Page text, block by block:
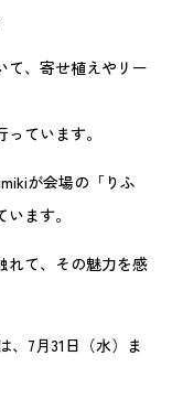
て、寄せ植えやリー
ています。
が会場の「りふ
ます。
れて、その魅力を感
7月31日（水）ま